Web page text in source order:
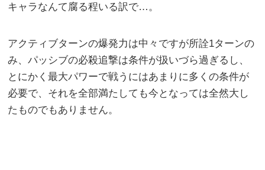
キャラなんて腐る程いる訳で…。
アクティブターンの爆発力は中々ですが所詮1ターンの
み、パッシブの必殺追撃は条件が扱いづら過ぎるし、
とにかく最大パワーで戦うにはあまりに多くの条件が
必要で、それを全部満たしても今となっては全然大し
たものでもありません。